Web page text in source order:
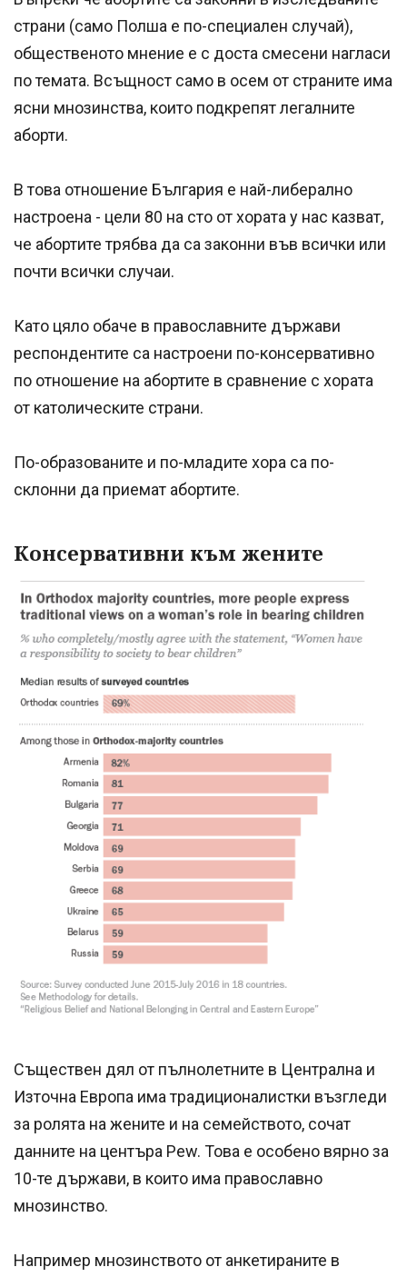
страни (само Полша е по-специален случай),
общественото мнение е с доста смесени нагласи
по темата. Всъщност само в осем от страните има
ясни мнозинства, които подкрепят легалните
аборти.
В това отношение България е най-либерално
настроена - цели 80 на сто от хората у нас казват,
че абортите трябва да са законни във всички или
почти всички случаи.
Като цяло обаче в православните държави
респондентите са настроени по-консервативно
по отношение на абортите в сравнение с хората
от католическите страни.
По-образованите и по-младите хора са по-
склонни да приемат абортите.
Консервативни към жените
Съществен дял от пълнолетните в Централна и
Източна Европа има традиционалистки възгледи
за ролята на жените и на семейството, сочат
данните на центъра Pew. Това е особено вярно за
10-те държави, в които има православно
мнозинство.
Например мнозинството от анкетираните в